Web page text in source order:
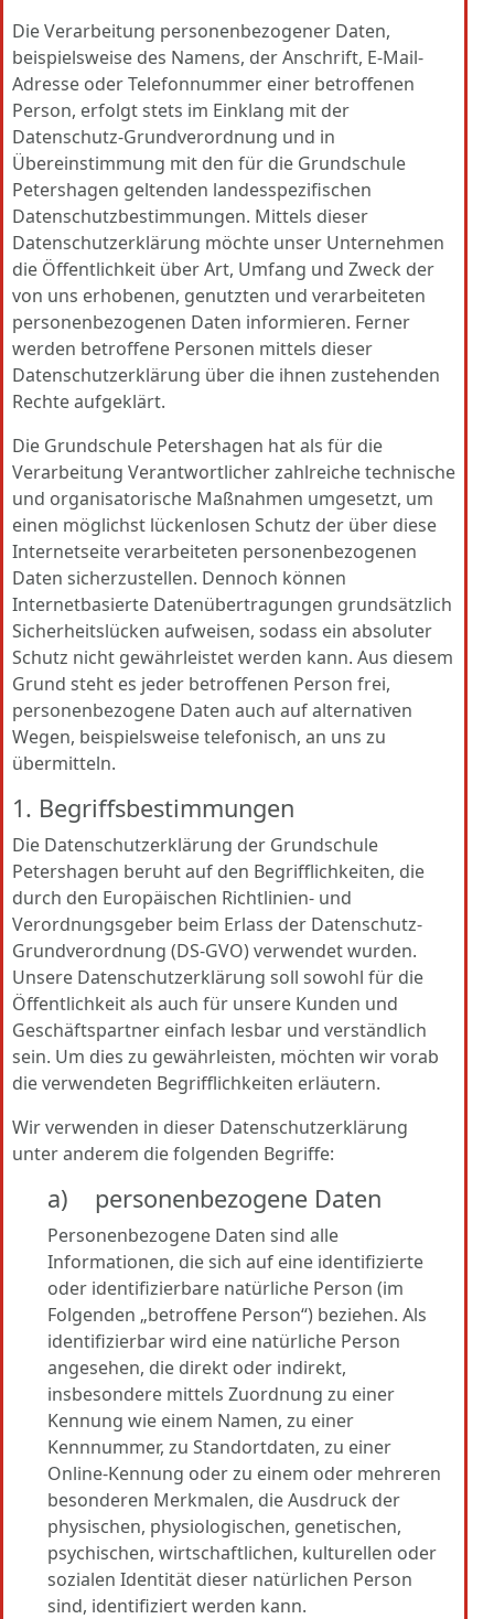
Die Verarbeitung personenbezogener Daten,
beispielsweise des Namens, der Anschrift, E-Mail-
Adresse oder Telefonnummer einer betroffenen
Person, erfolgt stets im Einklang mit der
Datenschutz-Grundverordnung und in
Übereinstimmung mit den für die Grundschule
Petershagen geltenden landesspezifischen
Datenschutzbestimmungen. Mittels dieser
Datenschutzerklärung möchte unser Unternehmen
die Öffentlichkeit über Art, Umfang und Zweck der
von uns erhobenen, genutzten und verarbeiteten
personenbezogenen Daten informieren. Ferner
werden betroffene Personen mittels dieser
Datenschutzerklärung über die ihnen zustehenden
Rechte aufgeklärt.
Die Grundschule Petershagen hat als für die
Verarbeitung Verantwortlicher zahlreiche technische
und organisatorische Maßnahmen umgesetzt, um
einen möglichst lückenlosen Schutz der über diese
Internetseite verarbeiteten personenbezogenen
Daten sicherzustellen. Dennoch können
Internetbasierte Datenübertragungen grundsätzlich
Sicherheitslücken aufweisen, sodass ein absoluter
Schutz nicht gewährleistet werden kann. Aus diesem
Grund steht es jeder betroffenen Person frei,
personenbezogene Daten auch auf alternativen
Wegen, beispielsweise telefonisch, an uns zu
übermitteln.
1. Begriffsbestimmungen
Die Datenschutzerklärung der Grundschule
Petershagen beruht auf den Begrifflichkeiten, die
durch den Europäischen Richtlinien- und
Verordnungsgeber beim Erlass der Datenschutz-
Grundverordnung (DS-GVO) verwendet wurden.
Unsere Datenschutzerklärung soll sowohl für die
Öffentlichkeit als auch für unsere Kunden und
Geschäftspartner einfach lesbar und verständlich
sein. Um dies zu gewährleisten, möchten wir vorab
die verwendeten Begrifflichkeiten erläutern.
Wir verwenden in dieser Datenschutzerklärung
unter anderem die folgenden Begriffe:
a) personenbezogene Daten
Personenbezogene Daten sind alle
Informationen, die sich auf eine identifizierte
oder identifizierbare natürliche Person (im
Folgenden „betroffene Person“) beziehen. Als
identifizierbar wird eine natürliche Person
angesehen, die direkt oder indirekt,
insbesondere mittels Zuordnung zu einer
Kennung wie einem Namen, zu einer
Kennnummer, zu Standortdaten, zu einer
Online-Kennung oder zu einem oder mehreren
besonderen Merkmalen, die Ausdruck der
physischen, physiologischen, genetischen,
psychischen, wirtschaftlichen, kulturellen oder
sozialen Identität dieser natürlichen Person
sind, identifiziert werden kann.